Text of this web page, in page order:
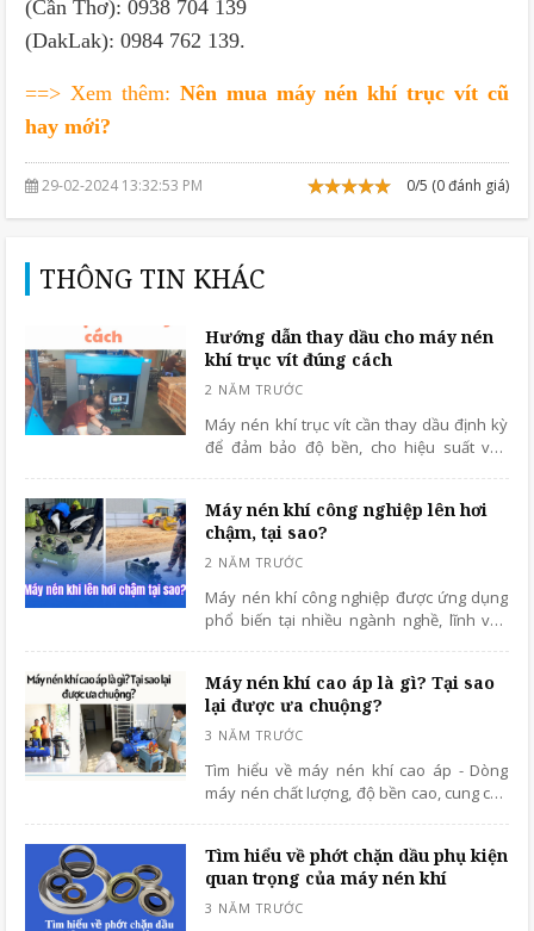
(Cần Thơ): 0938 704 139
(DakLak): 0984 762 139.
==> Xem thêm: Nên mua máy nén khí trục vít cũ
hay mới?
29-02-2024 13:32:53 PM 0/5 (0 đánh giá)
THÔNG TIN KHÁC
Hướng dẫn thay dầu cho máy nén
khí trục vít đúng cách
Máy nén khí trục vít cần thay dầu định kỳ
để đảm bảo độ bền, cho hiệu suất vận
khí trục vít.
Máy nén khí công nghiệp lên hơi
chậm, tại sao?
Máy nén khí công nghiệp được ứng dụng
phổ biến tại nhiều ngành nghề, lĩnh vực
Máy nén khí cao áp là gì? Tại sao
lại được ưa chuộng?
Tìm hiểu về máy nén khí cao áp - Dòng
máy nén chất lượng, độ bền cao, cung cấp
Tìm hiểu về phớt chặn dầu phụ kiện
quan trọng của máy nén khí